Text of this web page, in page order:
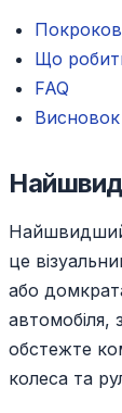
Що
FAQ
Висновок
Найшвидший
це
або
автомобіля,
обстежте
колеса та